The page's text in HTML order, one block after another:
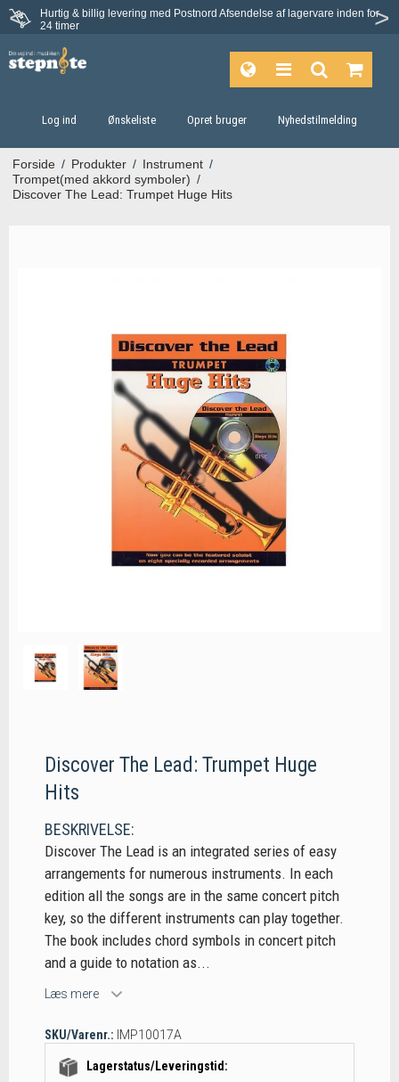
Hurtig & billig levering med Postnord Afsendelse af lagervare inden for
24 timer
Fortrydelsesret på 30 dage
Log ind Ønskeliste Opret bruger Nyhedstilmelding
Forside / Produkter / Instrument /
Trompet(med akkord symboler) /
Discover The Lead: Trumpet Huge Hits
Discover The Lead: Trumpet Huge
Hits
BESKRIVELSE:
Discover The Lead is an integrated series of easy
arrangements for numerous instruments. In each
edition all the songs are in the same concert pitch
key, so the different instruments can play together.
The book includes chord symbols in concert pitch
and a guide to notation as...
Læs mere
SKU/Varenr.: IMP10017A
Lagerstatus/Leveringstid: